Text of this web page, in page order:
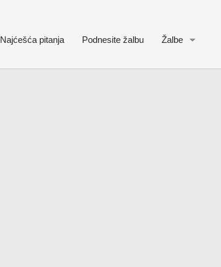
Najćešća pitanja Podnesite žalbu Žalbe